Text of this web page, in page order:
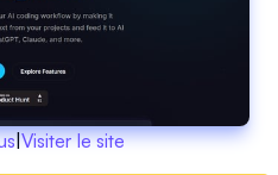
|Visiter le site